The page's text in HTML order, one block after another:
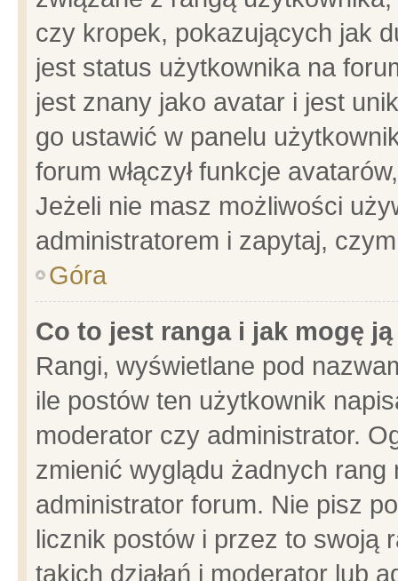
czy kropek, pokazujących jak
jest status użytkownika na
jest znany jako avatar i jest
go ustawić w panelu
forum włączył funkcje
Jeżeli nie masz możliwości
administratorem i zapytaj,
Góra
Co to jest ranga i jak mogę
Rangi, wyświetlane pod
ile postów ten użytkownik
moderator czy administrator.
zmienić wyglądu żadnych
administrator forum. Nie pisz
licznik postów i przez to swoją
takich działań i moderator lub